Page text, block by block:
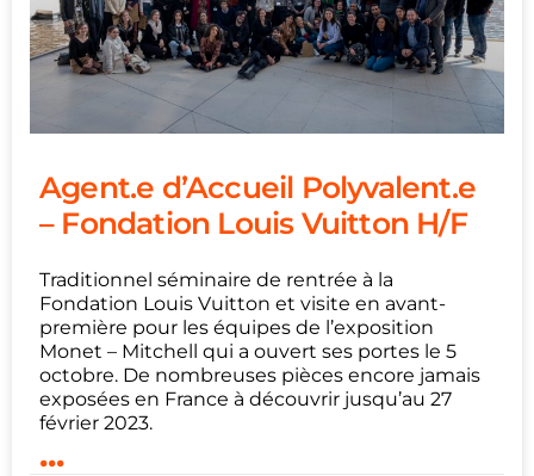
Agent.e d’Accueil Polyvalent.e
– Fondation Louis Vuitton H/F
Traditionnel séminaire de rentrée à la
Fondation Louis Vuitton et visite en avant-
première pour les équipes de l’exposition
Monet – Mitchell qui a ouvert ses portes le 5
octobre. De nombreuses pièces encore jamais
exposées en France à découvrir jusqu’au 27
février 2023.
...